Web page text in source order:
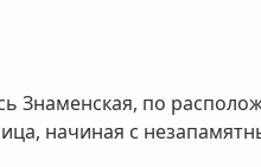
Знаменская, по
начиная с